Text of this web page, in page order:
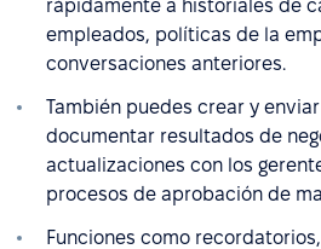
rápidamente a historiales de
empleados, políticas de la
conversaciones anteriores.
También puedes crear y
documentar resultados de
actualizaciones con los
procesos de aprobación de
Funciones como